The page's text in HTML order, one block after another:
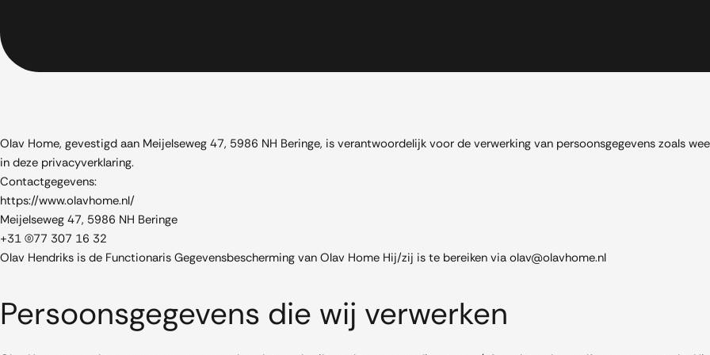
Olav Home, gevestigd aan Meijelseweg 47, 5986 NH Beringe, is verantwoordelijk voor de verwerking van persoonsgegevens zoals
in deze privacyverklaring.
Contactgegevens:
https://www.olavhome.nl/
Meijelseweg 47, 5986 NH Beringe
+31 (0)77 307 16 32
Olav Hendriks is de Functionaris Gegevensbescherming van Olav Home Hij/zij is te bereiken via olav@olavhome.nl
Persoonsgegevens die wij verwerken